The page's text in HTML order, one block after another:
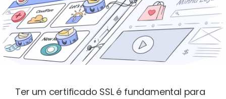
Ter um certificado SSL é fundamental para